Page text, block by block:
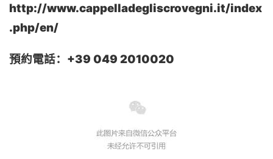
http://www.cappelladegliscrovegni.it/index
.php/en/
預約電話： +39 049 2010020